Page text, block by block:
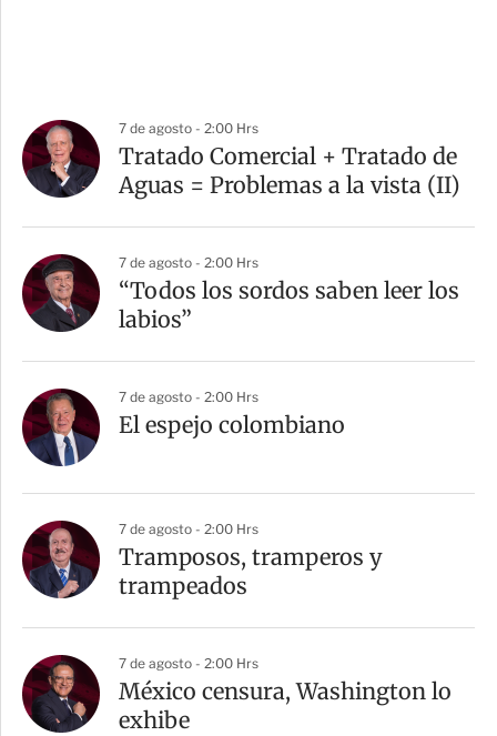
7 de agosto - 2:00 Hrs
Tratado Comercial + Tratado de
Aguas = Problemas a la vista (II)
7 de agosto - 2:00 Hrs
“Todos los sordos saben leer los
labios”
7 de agosto - 2:00 Hrs
El espejo colombiano
7 de agosto - 2:00 Hrs
Tramposos, tramperos y
trampeados
7 de agosto - 2:00 Hrs
México censura, Washington lo
exhibe